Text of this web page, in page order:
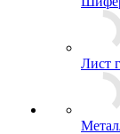
Лист